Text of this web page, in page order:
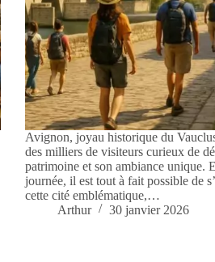
Avignon, joyau historique du
des milliers de visiteurs curieux de
patrimoine et son ambiance unique.
journée, il est tout à fait possible de
cette cité emblématique,…
Arthur
30 janvier 2026